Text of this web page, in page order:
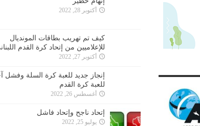
أكتوبر 28, 2022
كيف تم تهريب بطاقات المونديال
للإعلاميين من إتحاد كرة القدم
أكتوبر 27, 2022
إنجاز جديد للعبة كرة السلة وفشل
للعبة كرة القدم
أغسطس 26, 2022
إتحاد ناجح وإتحاد فاشل
يوليو 25, 2022